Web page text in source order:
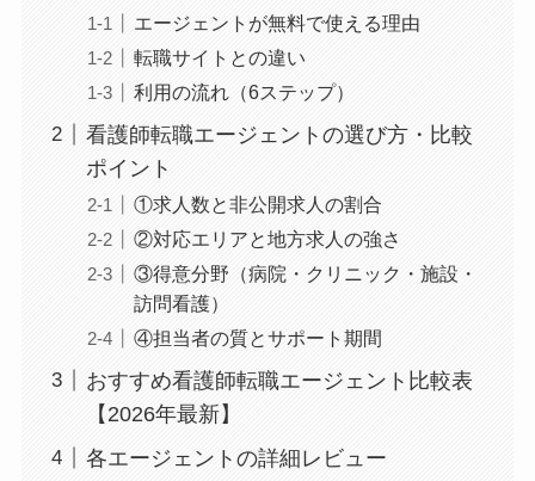
エージェントが無料で使える理由
転職サイトとの違い
利用の流れ（6ステップ）
看護師転職エージェントの選び方・比較
ポイント
①求人数と非公開求人の割合
②対応エリアと地方求人の強さ
③得意分野（病院・クリニック・施設・
訪問看護）
④担当者の質とサポート期間
おすすめ看護師転職エージェント比較表
【2026年最新】
各エージェントの詳細レビュー